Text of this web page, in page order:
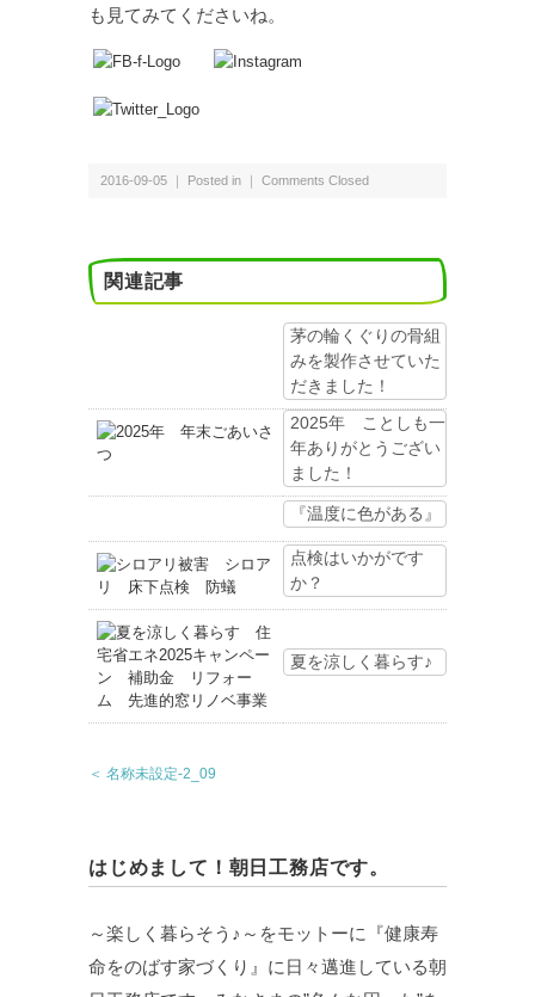
も見てみてくださいね。
2016-09-05 ｜ Posted in ｜ Comments Closed
関連記事
茅の輪くぐりの骨組
みを製作させていた
だきました！
2025年 ことしも一
年ありがとうござい
ました！
『温度に色がある』
点検はいかがです
か？
夏を涼しく暮らす♪
＜ 名称未設定-2_09
はじめまして！朝日工務店です。
～楽しく暮らそう♪～をモットーに『健康寿
命をのばす家づくり』に日々邁進している朝